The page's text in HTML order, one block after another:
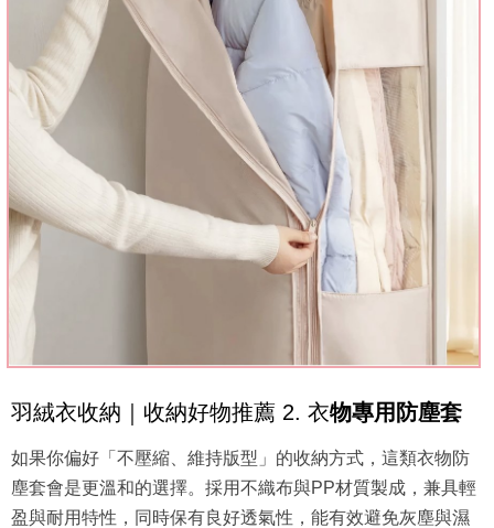
羽絨衣收納｜收納好物推薦 2. 衣物專用防塵套
如果你偏好「不壓縮、維持版型」的收納方式，這類衣物防
塵套會是更溫和的選擇。採用不織布與PP材質製成，兼具輕
盈與耐用特性，同時保有良好透氣性，能有效避免灰塵與濕